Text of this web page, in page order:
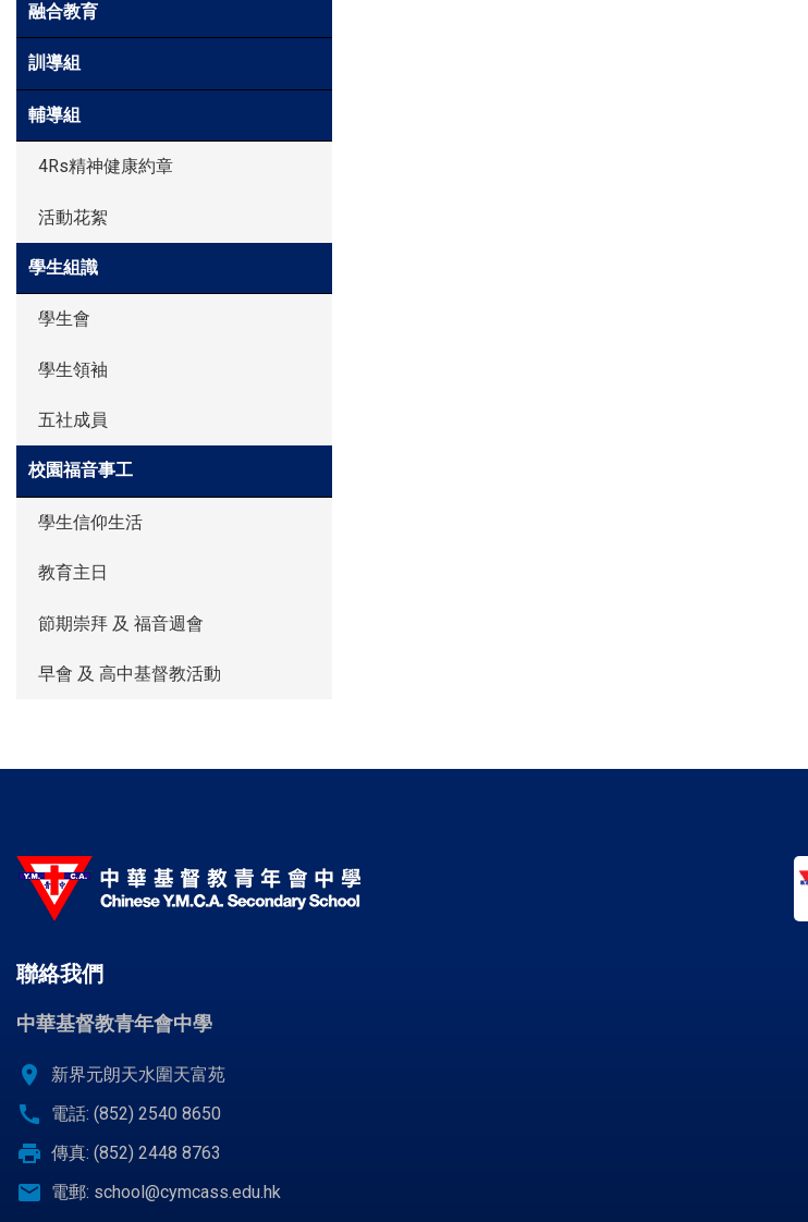
融合教育
訓導組
輔導組
4Rs精神健康約章
活動花絮
學生組識
學生會
學生領袖
五社成員
校園福音事工
學生信仰生活
教育主日
節期崇拜 及 福音週會
早會 及 高中基督教活動
聯絡我們
中華基督教青年會中學
location_on 新界元朗天水圍天富苑
call 電話: (852) 2540 8650
print 傳真: (852) 2448 8763
email 電郵: school@cymcass.edu.hk